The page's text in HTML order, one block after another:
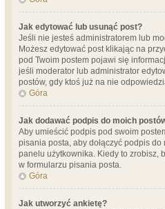
Jak edytować lub usunąć post?
Jeśli nie jesteś administratorem lub
Możesz edytować post klikając na
pod Twoim postem pojawi się
jeśli moderator lub administrator
postów, gdy ktoś już na nie
Góra
Jak dodawać podpis do moich
Aby umieścić podpis pod swoim
pisania posta, aby dołączyć podpis
panelu użytkownika. Kiedy to zrobisz,
w formularzu pisania posta.
Góra
Jak utworzyć ankietę?